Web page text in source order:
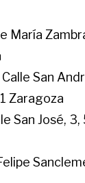
María
San
Zaragoza
San José,